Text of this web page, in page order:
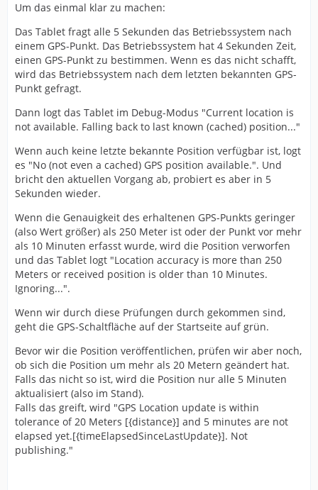
Könnt ihr dazu Support geben?
Mein Ziel vom Ablauf ist gedanklich folgender:
Alarm das Fahrzeug, und muss die Einsatzansicht
erklicken auf dem Tablet. Sobald er den Status 3
gedrückt hat, und das Fahrzeug bewegt wird, soll
sich das Fahrzeug auf der Karte bewegen.
Dies ist ein massiver Einsatztaktischer Vorteil,
insbesondere für nachrückende Kräfte, bzgl.
Liebe Grüße
Um das einmal klar zu machen:
Das Tablet fragt alle 5 Sekunden das Betriebssystem nach
einem GPS-Punkt. Das Betriebssystem hat 4 Sekunden Zeit,
einen GPS-Punkt zu bestimmen. Wenn es das nicht schafft,
wird das Betriebssystem nach dem letzten bekannten GPS-
Punkt gefragt.
Dann logt das Tablet im Debug-Modus "Current location is
not available. Falling back to last known (cached) position..."
Wenn auch keine letzte bekannte Position verfügbar ist, logt
es "No (not even a cached) GPS position available.". Und
bricht den aktuellen Vorgang ab, probiert es aber in 5
Sekunden wieder.
Wenn die Genauigkeit des erhaltenen GPS-Punkts geringer
(also Wert größer) als 250 Meter ist oder der Punkt vor mehr
als 10 Minuten erfasst wurde, wird die Position verworfen
und das Tablet logt "Location accuracy is more than 250
Meters or received position is older than 10 Minutes.
Ignoring...".
Wenn wir durch diese Prüfungen durch gekommen sind,
geht die GPS-Schaltfläche auf der Startseite auf grün.
Bevor wir die Position veröffentlichen, prüfen wir aber noch,
ob sich die Position um mehr als 20 Metern geändert hat.
Falls das nicht so ist, wird die Position nur alle 5 Minuten
aktualisiert (also im Stand).
Falls das greift, wird "GPS Location update is within
tolerance of 20 Meters [{distance}] and 5 minutes are not
elapsed yet.[{timeElapsedSinceLastUpdate}]. Not
publishing."